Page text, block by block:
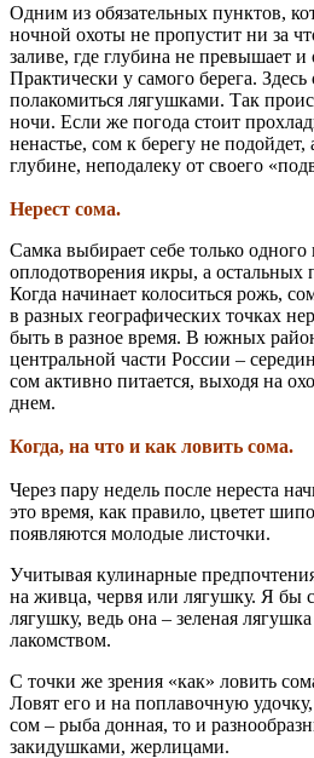
Одним из обязательных пунктов,
ночной охоты не пропустит ни за
заливе, где глубина не превышает и
Практически у самого берега.
полакомиться лягушками. Так
ночи. Если же погода стоит
ненастье, сом к берегу не подойдет,
глубине, неподалеку от своего
Нерест сома.
Самка выбирает себе только одного
оплодотворения икры, а остальных
Когда начинает колоситься рожь,
в разных географических точках
быть в разное время. В южных
центральной части России –
сом активно питается, выходя на
днем.
Когда, на что и как ловить сома.
Через пару недель после нереста
это время, как правило, цветет
появляются молодые листочки.
Учитывая кулинарные
на живца, червя или лягушку. Я бы
лягушку, ведь она – зеленая
лакомством.
С точки же зрения «как» ловить
Ловят его и на поплавочную
сом – рыба донная, то и
закидушками, жерлицами.